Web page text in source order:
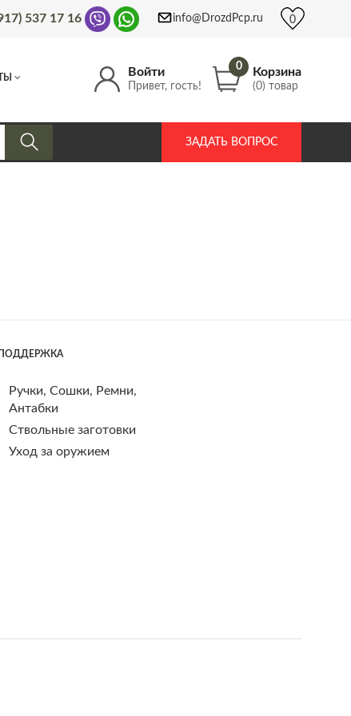
537 17 16 info@DrozdPcp.ru 0
Войти
Привет, гость!
0 Корзина
(0) товар
ЗАДАТЬ ВОПРОС
Ручки, Сошки, Ремни,
Антабки
Ствольные заготовки
Уход за оружием